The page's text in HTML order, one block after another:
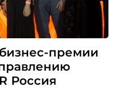
премии
Россия